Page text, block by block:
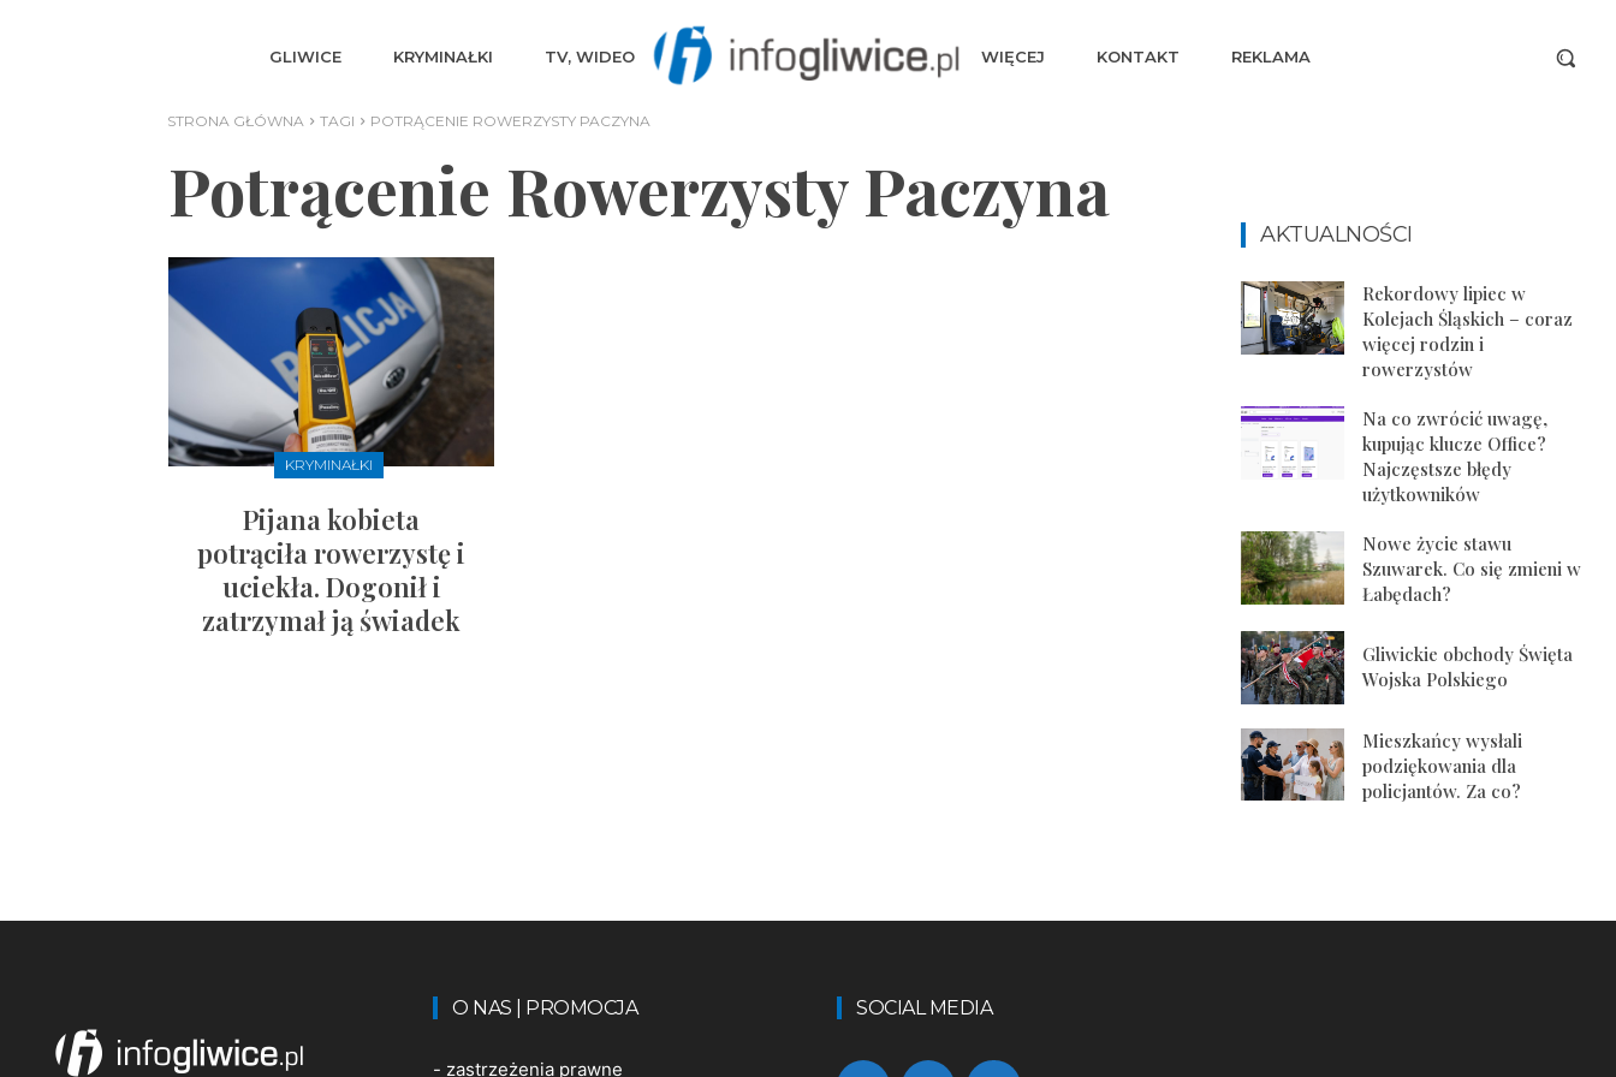
GLIWICE KRYMINAŁKI TV, WIDEO WIĘCEJ KONTAKT REKLAMA
STRONA GŁÓWNA TAGI POTRĄCENIE ROWERZYSTY PACZYNA
Potrącenie Rowerzysty Paczyna
KRYMINAŁKI
Pijana kobieta
potrąciła rowerzystę i
uciekła. Dogonił i
zatrzymał ją świadek
AKTUALNOŚCI
Rekordowy lipiec w
Kolejach Śląskich – coraz
więcej rodzin i
rowerzystów
Na co zwrócić uwagę,
kupując klucze Office?
Najczęstsze błędy
użytkowników
Nowe życie stawu
Szuwarek. Co się zmieni w
Łabędach?
Gliwickie obchody Święta
Wojska Polskiego
Mieszkańcy wysłali
podziękowania dla
policjantów. Za co?
O NAS | PROMOCJA
- zastrzeżenia prawne
SOCIAL MEDIA